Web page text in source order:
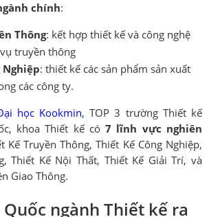
chính:
Thông: kết hợp thiết kế và công nghệ
truyền thông
Nghiệp: thiết kế các sản phẩm sản xuất
các công ty.
học Kookmin, TOP 3 trường Thiết kế
khoa Thiết kế có7 lĩnh vực nghiên
Kế Truyền Thông, Thiết Kế Công Nghiệp,
Thiết Kế Nội Thất, Thiết Kế Giải Trí, và
Giao Thông.
ngành Thiết kế ra